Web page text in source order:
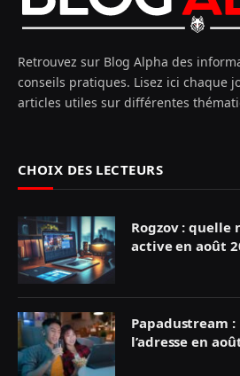
Retrouvez sur Blog Alpha des
conseils pratiques. Lisez ici chaque
articles utiles sur différentes
CHOIX DES LECTEURS
Rogzov : quelle
active en août
Papadustream
l’adresse en